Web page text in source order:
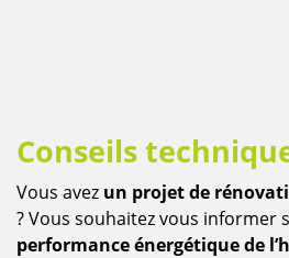
Contenu
Conseils
Vous avez un projet de
? Vous souhaitez vous informer
performance énergétique de